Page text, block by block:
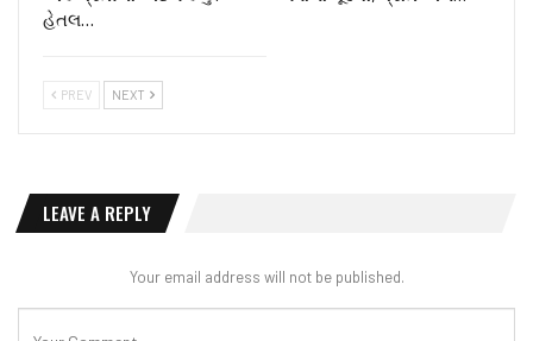
હેતલ…
PREV NEXT
LEAVE A REPLY
Your email address will not be published.